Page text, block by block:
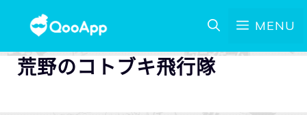
MENU
荒野のコトブキ飛行隊